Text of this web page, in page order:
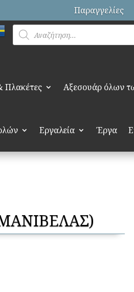
Παραγγελίες
Products
search
Πλακέτες Αξεσουάρ όλων
Εργαλεία Έργα